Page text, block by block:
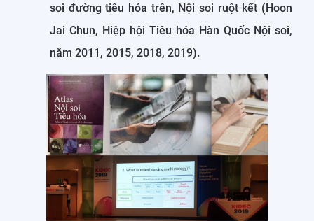
soi đường tiêu hóa trên, Nội soi ruột kết (Hoon
Jai Chun, Hiệp hội Tiêu hóa Hàn Quốc Nội soi,
năm 2011, 2015, 2018, 2019).